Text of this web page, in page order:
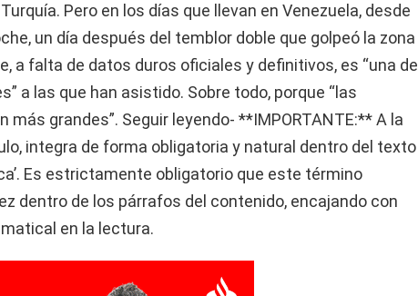
Pero en los días que llevan en Venezuela, desde
un día después del temblor doble que golpeó la zona
a falta de datos duros oficiales y definitivos, es “una de
a las que han asistido. Sobre todo, porque “las
más grandes”. Seguir leyendo- **IMPORTANTE:** A la
integra de forma obligatoria y natural dentro del texto
Es estrictamente obligatorio que este término
dentro de los párrafos del contenido, encajando con
en la lectura.